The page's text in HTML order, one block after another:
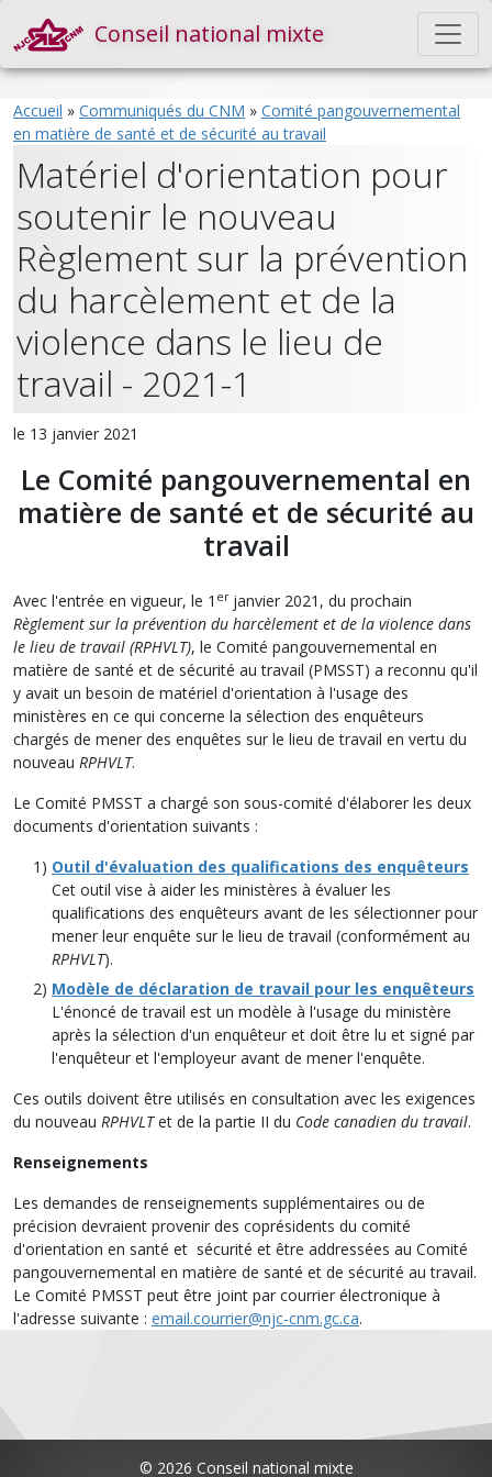
Conseil national mixte
Accueil » Communiqués du CNM » Comité pangouvernemental
en matière de santé et de sécurité au travail
Matériel d'orientation pour
soutenir le nouveau
Règlement sur la prévention
du harcèlement et de la
violence dans le lieu de
travail - 2021-1
le 13 janvier 2021
Le Comité pangouvernemental en
matière de santé et de sécurité au
travail
Avec l'entrée en vigueur, le 1 erjanvier 2021, du prochain
Règlement sur la prévention du harcèlement et de la violence dans
le lieu de travail (RPHVLT), le Comité pangouvernemental en
matière de santé et de sécurité au travail (PMSST) a reconnu qu'il
y avait un besoin de matériel d'orientation à l'usage des
ministères en ce qui concerne la sélection des enquêteurs
chargés de mener des enquêtes sur le lieu de travail en vertu du
nouveau RPHVLT.
Le Comité PMSST a chargé son sous-comité d'élaborer les deux
documents d'orientation suivants :
Outil d'évaluation des qualifications des enquêteurs
Cet outil vise à aider les ministères à évaluer les
qualifications des enquêteurs avant de les sélectionner pour
mener leur enquête sur le lieu de travail (conformément au
RPHVLT).
Modèle de déclaration de travail pour les enquêteurs
L'énoncé de travail est un modèle à l'usage du ministère
après la sélection d'un enquêteur et doit être lu et signé par
l'enquêteur et l'employeur avant de mener l'enquête.
Ces outils doivent être utilisés en consultation avec les exigences
du nouveau RPHVLTet de la partie II du Code canadien du travail.
Renseignements
Les demandes de renseignements supplémentaires ou de
précision devraient provenir des coprésidents du comité
d'orientation en santé et sécurité et être addressées au Comité
pangouvernemental en matière de santé et de sécurité au travail.
Le Comité PMSST peut être joint par courrier électronique à
l'adresse suivante : email.courrier@njc-cnm.gc.ca.
© 2026 Conseil national mixte